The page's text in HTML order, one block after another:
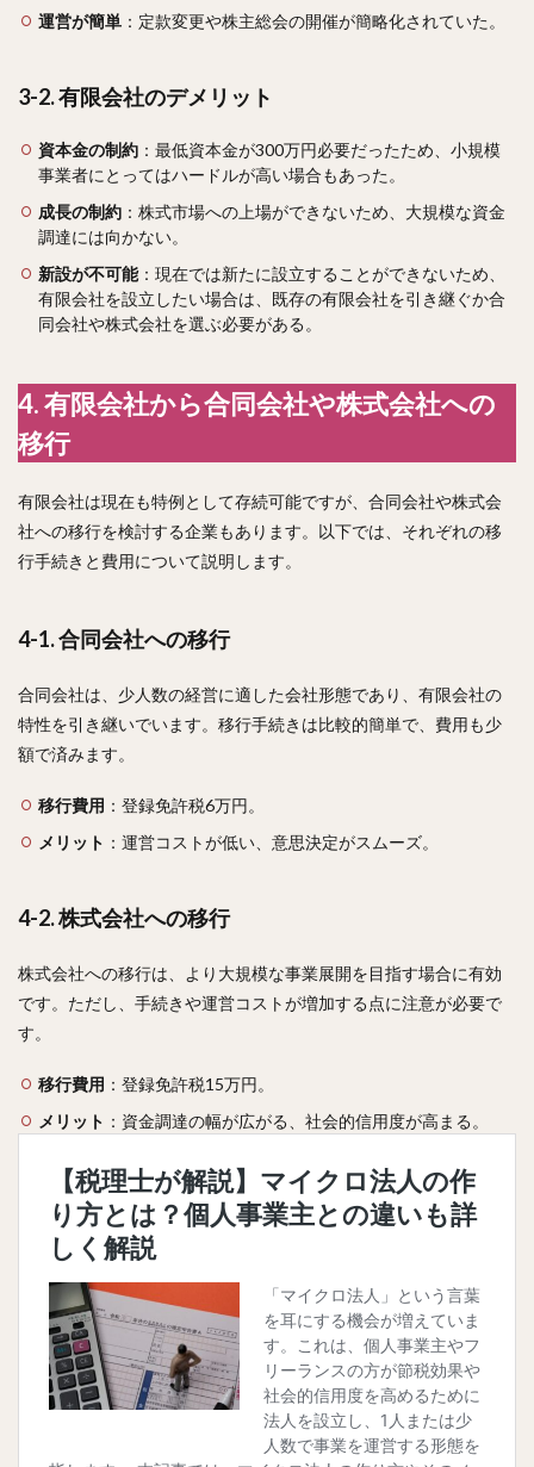
運営が簡単 ：定款変更や株主総会の開催が簡略化されていた。
3-2. 有限会社のデメリット
資本金の制約 ：最低資本金が300万円必要だったため、小規模
事業者にとってはハードルが高い場合もあった。
成長の制約 ：株式市場への上場ができないため、大規模な資金
調達には向かない。
新設が不可能：現在では新たに設立することができないため、
有限会社を設立したい場合は、既存の有限会社を引き継ぐか合
同会社や株式会社を選ぶ必要がある。
4. 有限会社から合同会社や株式会社への
移行
有限会社は現在も特例として存続可能ですが、合同会社や株式会
社への移行を検討する企業もあります。以下では、それぞれの移
行手続きと費用について説明します。
4-1. 合同会社への移行
合同会社は、少人数の経営に適した会社形態であり、有限会社の
特性を引き継いでいます。移行手続きは比較的簡単で、費用も少
額で済みます。
移行費用 ：登録免許税6万円。
メリット ：運営コストが低い、意思決定がスムーズ。
4-2. 株式会社への移行
株式会社への移行は、より大規模な事業展開を目指す場合に有効
です。ただし、手続きや運営コストが増加する点に注意が必要で
す。
移行費用 ：登録免許税15万円。
メリット ：資金調達の幅が広がる、社会的信用度が高まる。